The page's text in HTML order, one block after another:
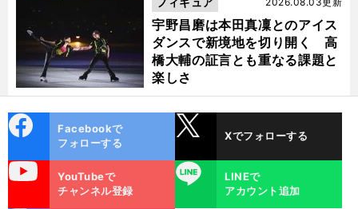
宇野昌磨は本田真凜とのアイス
ダンスで新境地を切り開く 高
橋大輔の証言とも重なる課題と
楽しさ
ok
Facebookで
フォローする
Xでフォローする
YouTubeで
チャンネル登録
LINE
LINEで
アカウント追加